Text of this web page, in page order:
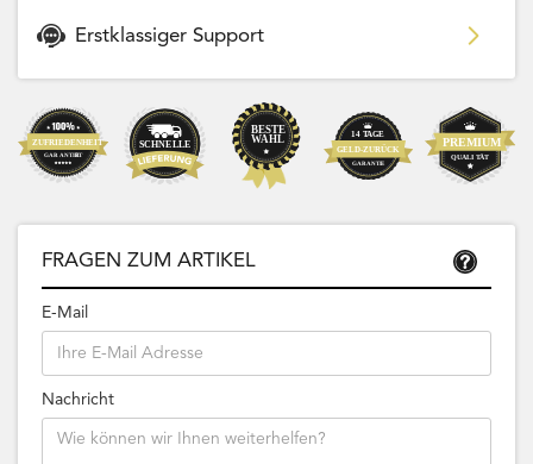
Erstklassiger Support
FRAGEN ZUM ARTIKEL
E-Mail
Nachricht